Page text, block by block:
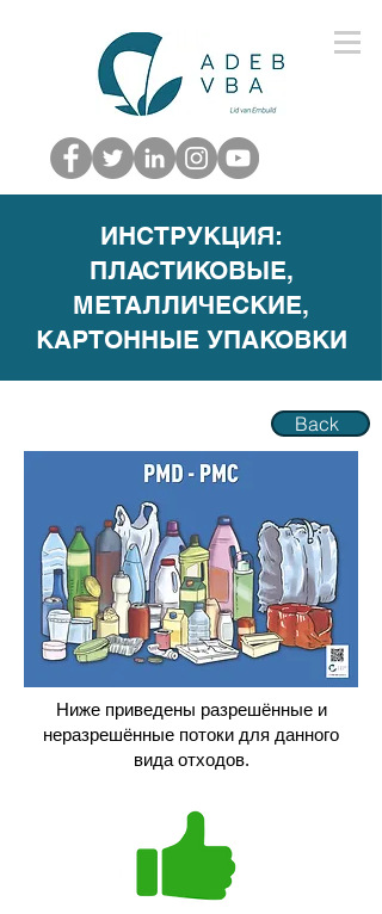
ИНСТРУКЦИЯ:
ПЛАСТИКОВЫЕ,
МЕТАЛЛИЧЕСКИЕ,
КАРТОННЫЕ УПАКОВКИ
Back
Ниже приведены разрешённые и
неразрешённые потоки для данного
вида отходов.